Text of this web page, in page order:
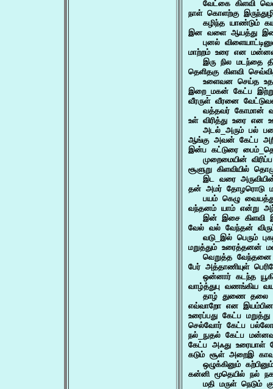
வேட்கை கிளவி
நாள் கொளற்கு
கழிந்த யாண்டும்
இன வளை ஆயத்து
புனல்
மாற்றம் உரை என
இரு நில மடந்தை
தெளிதகு கிளவி
உளைவன செய்த
இறை_மகன் கேட்ப
வீரருள் வீரனை
வத்தவர் கோமான்
உள் விரித்து உரை என
அடல்_அரும் பல்
ஆங்கு அவன் கேட்ப
இன்ப கட்டுரை
முறைமையின்
சூளுறு கிளவியில்
இட வரை
தன் அமர் தோழரொடு
பயம் கெழு
வந்தனம் யாம் என்று
இன் இசை கிளவி
வேல் வல் வேந்தன்
வடு_இல் பெரும்
மறுத்தும் உரைத்தனன்
வெறுத்த வேந்தனை
பேர் அத்தாணியுள்
ஒன்னார் கடந்த
வாழ்த்துபு வணங்கிய
தாழ் துணை தலை
எவ்வாறோ என
உரைப்பது கேட்ப
செல்வோர் கேட்ப
நல்_நுதல் கேட்ப
கேட்ப அஃது உரையாள்
கடும் சூள் அறைஇ
ஒழுக்கினும்
கன்னி மூதெயில் நல்
மதி மருள் நெடும்